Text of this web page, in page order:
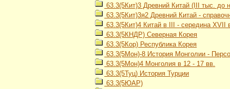
63.3(5Кит)3 Древний Китай (III тыс. до
63.3(5Кит)3я2 Древний Китай -
63.3(5Кит)4 Китай в III - середина XVII
63.3(5КНДР) Северная Корея
63.3(5Кор) Республика Корея
63.3(5Мон)-8 История Монголии -
63.3(5Мон)4 Монголия в 12 - 17 вв.
63.3(5Туц) История Турции
63.3(5ЮАР)